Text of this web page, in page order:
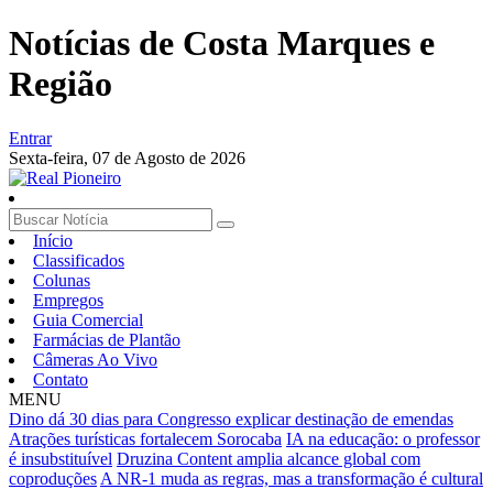
Notícias de Costa Marques e
Região
Entrar
Sexta-feira, 07 de Agosto de 2026
Início
Classificados
Colunas
Empregos
Guia Comercial
Farmácias de Plantão
Câmeras Ao Vivo
Contato
MENU
Dino dá 30 dias para Congresso explicar destinação de emendas
Atrações turísticas fortalecem Sorocaba IA na educação: o professor
é insubstituível Druzina Content amplia alcance global com
coproduções A NR-1 muda as regras, mas a transformação é cultural